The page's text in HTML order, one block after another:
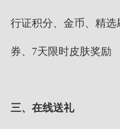
行证积分、金币、精
券、7天限时皮肤奖励
三、在线送礼